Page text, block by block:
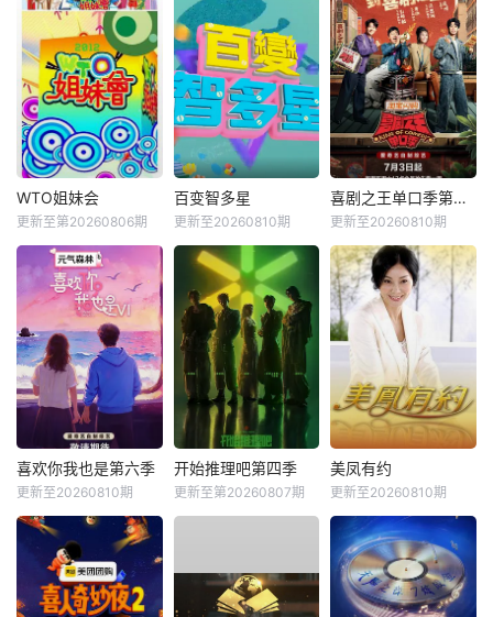
WTO姐妹会
更新至第20260806期
百变智多星
更新至20260810期
喜剧之王单口季第三季
更新至20260810期
喜欢你我也是第六季
更新至20260810期
开始推理吧第四季
更新至第20260807期
美凤有约
更新至20260810期